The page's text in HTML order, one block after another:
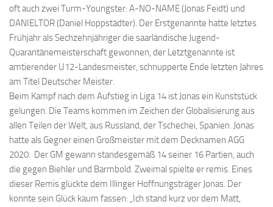
oft auch zwei Turm-Youngster: A-NO-NAME (Jonas Feidt) und
DANIELTOR (Daniel Hoppstädter). Der Erstgenannte hatte letztes
Frühjahr als Sechzehnjähriger die saarländische Jugend-
Quarantänemeisterschaft gewonnen, der Letztgenannte ist
amtierender U12-Landesmeister, schnupperte Ende letzten Jahres
am Titel Deutscher Meister.
Beim Kampf nach dem Aufstieg in Liga 14 ist Jonas ein Kunststück
gelungen. Die Teams kommen im Zeichen der Globalisierung aus
allen Teilen der Welt, aus Russland, der Tschechei, Spanien. Jonas
hatte als Gegner einen Großmeister mit dem Decknamen AGG
2020. Der GM gewann standesgemäß 14 seiner 16 Partien, auch
die gegen Biehler und Barmbold. Zweimal spielte er remis. Eines
dieser Remis glückte dem Illinger Hoffnungsträger Jonas. Der
konnte sein Glück kaum fassen: „Ich stand kurz vor dem Matt,